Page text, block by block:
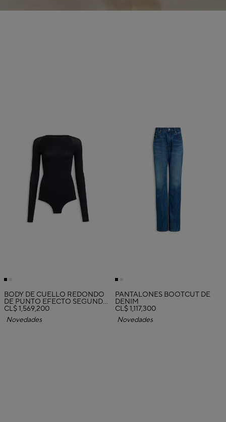
BODY DE CUELLO REDONDO
DE PUNTO EFECTO SEGUNDA
PIEL
CL$ 1,569,200
Novedades
PANTALONES BOOTCUT DE
DENIM
CL$ 1,117,300
Novedades